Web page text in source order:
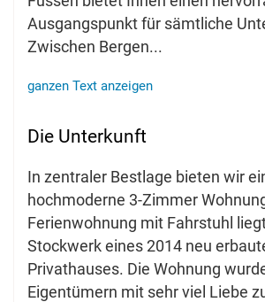
Ausgangspunkt für sämtliche
Zwischen Bergen...
ganzen Text anzeigen
Die Unterkunft
In zentraler Bestlage bieten wir
hochmoderne 3-Zimmer
Ferienwohnung mit Fahrstuhl
Stockwerk eines 2014 neu
Privathauses. Die Wohnung
Eigentümern mit sehr viel Liebe